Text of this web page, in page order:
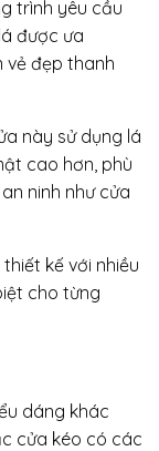
trình yêu cầu
được ưa
vẻ đẹp thanh
này sử dụng lá
cao hơn, phù
ninh như cửa
kế với nhiều
cho từng
dáng khác
cửa kéo có các